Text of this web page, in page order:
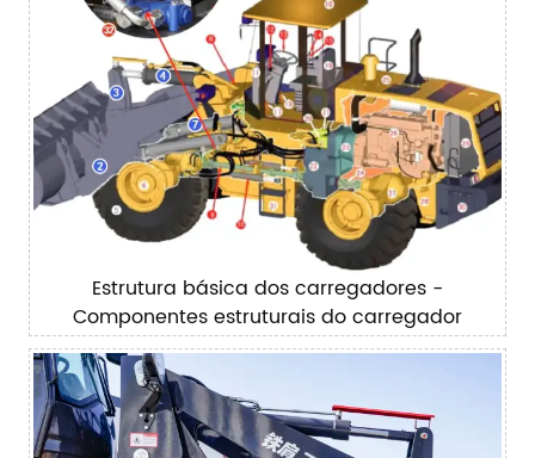
Estrutura básica dos carregadores -
Componentes estruturais do carregador